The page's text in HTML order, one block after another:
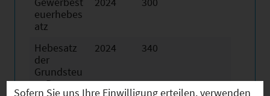
euerhebes
atz
Hebesatz
der
Grundsteu
er B
2024 340
Sofern Sie uns Ihre Einwilligung erteilen, verwenden